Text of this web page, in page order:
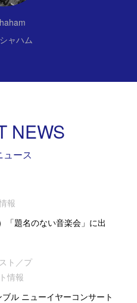
ャハム
NEWS
ュース
報
「題名のない音楽会」に出
ト／プ
情報
ル ニューイヤーコンサート